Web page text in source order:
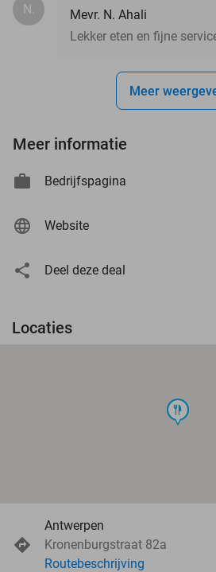
N.
Mevr. N. Ahali
Lekker eten en fijne
Meer
Meer informatie
Bedrijfspagina
Website
Deel deze deal
Locaties
food
Antwerpen
Kronenburgstraat 82a
Routebeschrijving